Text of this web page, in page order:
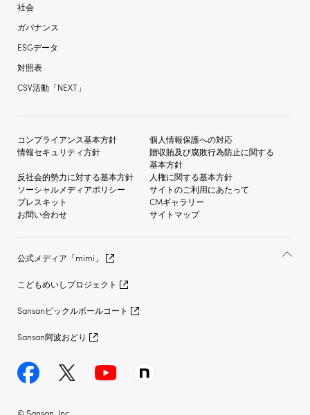
社会
ガバナンス
ESGデータ
対照表
CSV活動「NEXT」
コンプライアンス基本方針
個人情報保護への対応
情報セキュリティ方針
贈収賄及び腐敗行為防止に関する
基本方針
反社会的勢力に対する基本方針
人権に関する基本方針
ソーシャルメディアポリシー
サイトのご利用にあたって
プレスキット
CMギャラリー
お問い合わせ
サイトマップ
公式メディア「mimi」
こどもめいしプロジェクト
Sansanピックルボールコート
Sansan阿波おどり